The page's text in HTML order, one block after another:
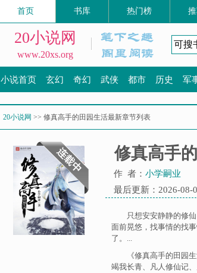
首页 书库 热门榜
20小说网
www.20xs.org
小说首页 玄幻 奇幻 武侠 都市 历史 军
20小说网 >> 修真高手的田园生活最新章节列表
修真高手
作 者： 小学嗣业
最后更新：2026-08-
只想安安静静的修
面前晃悠，找事情的找
了。...
《修真高手的田园
竭我长青、 凡人修仙记、